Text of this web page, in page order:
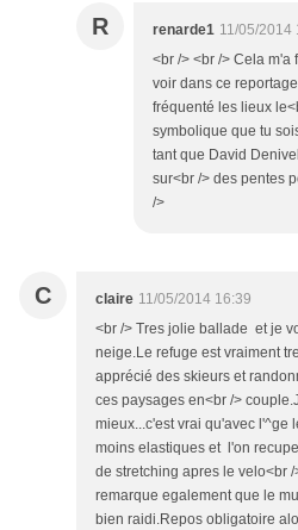
R renarde1 11/05/2014
<br /> <br /> Cela m'a
voir dans ce
fréquenté les lieux
symbolique que tu
tant que David
sur<br /> des pentes
/>
C claire 11/05/2014 16:39
<br /> Tres jolie ballade et je
neige.Le refuge est vraiment
apprécié des skieurs et
ces paysages en<br />
mieux...c'est vrai qu'avec l'^ge
moins elastiques et l'on
de stretching apres le velo<br
remarque egalement que le
bien raidi.Repos obligatoire